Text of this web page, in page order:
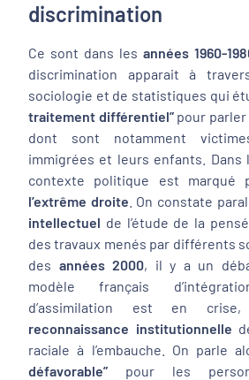
discrimination
Ce sont dans les années 1960-
discrimination apparait à
sociologie et de statistiques qui
traitement différentiel” pour parler
dont sont notamment
immigrées et leurs enfants.
contexte politique est marqué
l’extrême droite . On constate
intellectuel de l’étude de la
des travaux menés par différents
des années 2000, il y a un
modèle français
d’assimilation est en
reconnaissance institutionnelle
raciale à l’embauche. On parle
défavorable” pour les